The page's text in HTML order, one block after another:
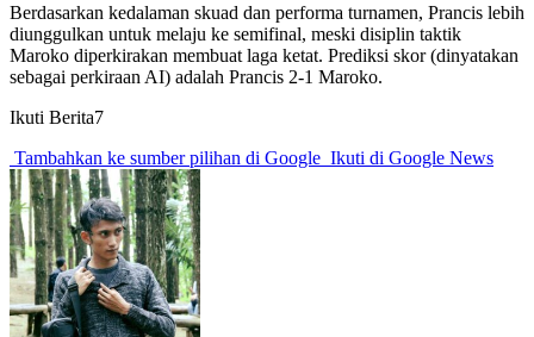
Berdasarkan kedalaman skuad dan performa turnamen, Prancis lebih
diunggulkan untuk melaju ke semifinal, meski disiplin taktik
Maroko diperkirakan membuat laga ketat. Prediksi skor (dinyatakan
sebagai perkiraan AI) adalah Prancis 2-1 Maroko.
Ikuti Berita7
Tambahkan ke sumber pilihan di Google Ikuti di Google News